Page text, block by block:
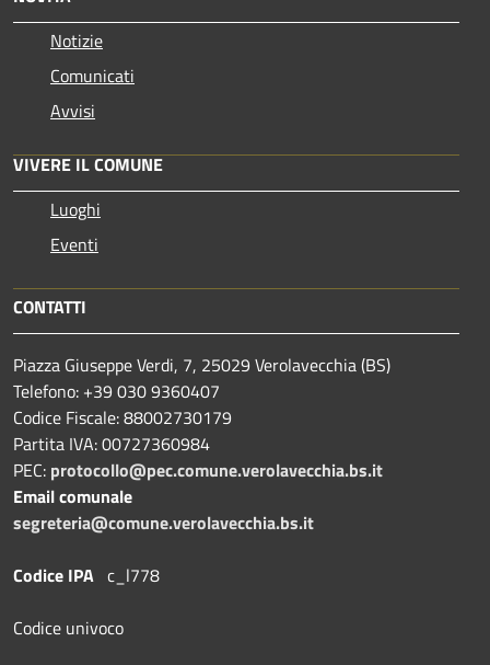
Notizie
Comunicati
Avvisi
VIVERE IL COMUNE
Luoghi
Eventi
CONTATTI
Piazza Giuseppe Verdi, 7, 25029 Verolavecchia (BS)
Telefono: +39 030 9360407
Codice Fiscale: 88002730179
Partita IVA: 00727360984
PEC: protocollo@pec.comune.verolavecchia.bs.it
Email comunale
segreteria@comune.verolavecchia.bs.it
Codice IPA c_l778
Codice univoco